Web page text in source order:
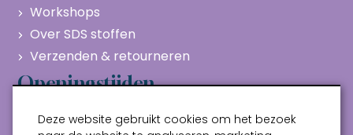
Workshops
Over SDS stoffen
Verzenden & retourneren
Openingstijden
Maandag
Gesloten
Deze website gebruikt cookies om het bezoek